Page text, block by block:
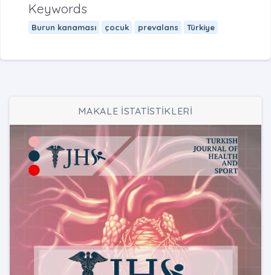
Keywords
Burun kanaması çocuk prevalans Türkiye
MAKALE İSTATİSTİKLERİ